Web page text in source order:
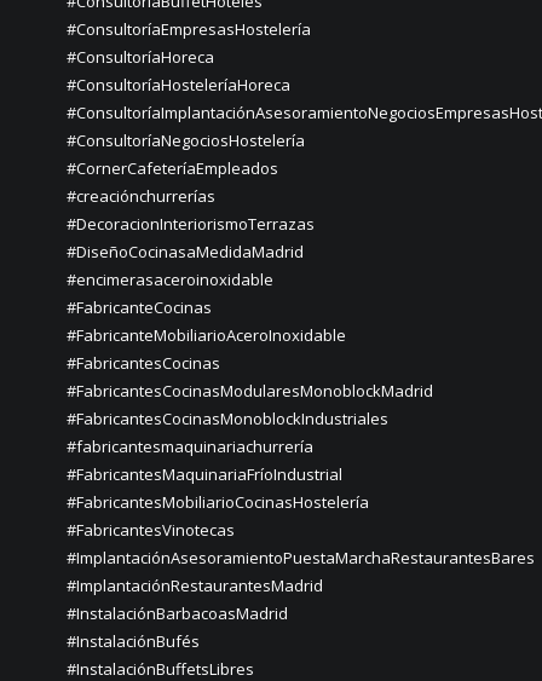
#ConsultoríaEmpresasHostelería
#ConsultoríaHoreca
#ConsultoríaHosteleríaHoreca
#ConsultoríaNegociosHostelería
#CornerCafeteríaEmpleados
#creaciónchurrerías
#DecoracionInteriorismoTerrazas
#DiseñoCocinasaMedidaMadrid
#encimerasaceroinoxidable
#FabricanteCocinas
#FabricanteMobiliarioAceroInoxidable
#FabricantesCocinas
#FabricantesCocinasModularesMonoblockMadrid
#FabricantesCocinasMonoblockIndustriales
#fabricantesmaquinariachurrería
#FabricantesMaquinariaFríoIndustrial
#FabricantesMobiliarioCocinasHostelería
#FabricantesVinotecas
#ImplantaciónAsesoramientoPuestaMarchaRestaurantesBares
#ImplantaciónRestaurantesMadrid
#InstalaciónBarbacoasMadrid
#InstalaciónBufés
#InstalaciónBuffetsLibres